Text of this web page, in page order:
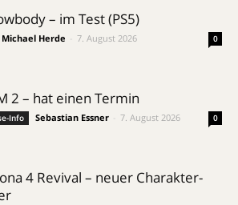
– im Test (PS5)
Michael Herde 7. August 2026 0
2 – hat einen Termin
Info Sebastian Essner 7. August 2026 0
4 Revival – neuer Charakter-